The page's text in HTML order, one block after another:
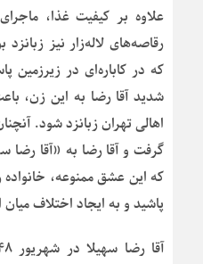
علاوه بر کیفیت غذا،
رقاصه‌های لاله‌زار نیز
که در کاباره‌ای در زیرزمین
شدید آقا رضا به این زن،
اهالی تهران زبانزد شود.
گرفت و آقا رضا به «آقا رضا
که این عشق ممنوعه،
پاشید و به ایجاد اختلاف